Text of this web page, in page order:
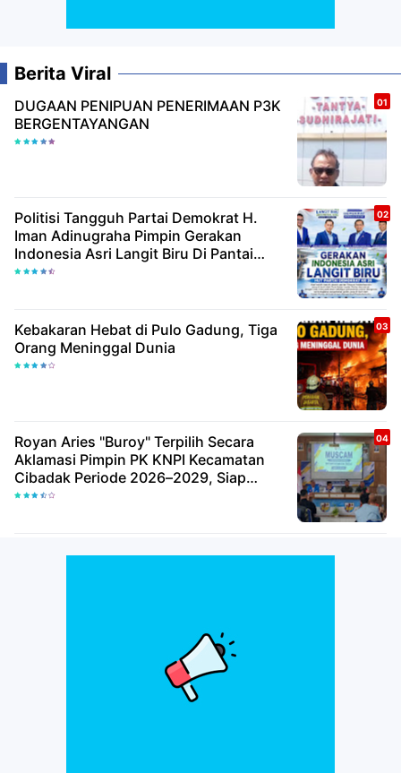
Berita Viral
DUGAAN PENIPUAN PENERIMAAN P3K
BERGENTAYANGAN
Politisi Tangguh Partai Demokrat H.
Iman Adinugraha Pimpin Gerakan
Indonesia Asri Langit Biru Di Pantai
Citepus
Kebakaran Hebat di Pulo Gadung, Tiga
Orang Meninggal Dunia
Royan Aries "Buroy" Terpilih Secara
Aklamasi Pimpin PK KNPI Kecamatan
Cibadak Periode 2026–2029, Siap
Wujudkan Pemuda Inovatif Dan